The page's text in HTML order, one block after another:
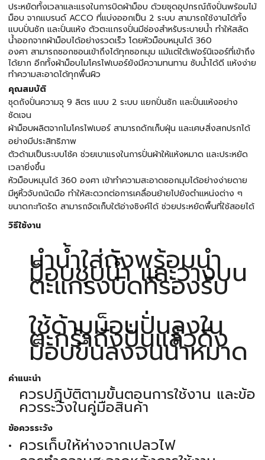
ประหยัดทั้งเวลาและแรงในการบิดผ้าม็อบ ด้วยชุดอุปกรณ์ถังปั่นพร้อมไม้
ม็อบ จากแบรนด์ ACCO ที่แบ่งออกเป็น 2 ระบบ สามารถใช้งานได้ทั้ง
แบบปั่นซัก และปั่นแห้ง ตัวตะแกรงปั่นมีช่องสำหรับระบายน้ำ ทำให้สลัด
น้ำออกจากผ้าม็อบได้อย่างรวดเร็ว โดยหัวม็อบหมุนได้ 360
องศา สามารถซอกซอนเข้าถึงได้ทุกซอกมุม แม้แต่ใต้เฟอร์นิเจอร์ที่เข้าถึง
ได้ยาก อีกทั้งผ้าม็อบไมโครไฟเบอร์ยังมีความทนทาน ซับน้ำได้ดี แห้งง่าย
ทำความสะอาดได้ทุกพื้นผิว
คุณสมบัติ
ชุดถังปั่นความจุ 9 ลิตร แบบ 2 ระบบ แยกปั่นซัก และปั่นแห้งอย่าง
ชัดเจน
ผ้าม็อบผลิตจากไมโครไฟเบอร์ สามารถดักเก็บฝุ่น และเศษสิ่งสกปรกได้
อย่างมีประสิทธิภาพ
ตัวด้ามเป็นระบบโช้ค ช่วยเบาแรงในการปั่นผ้าให้แห้งหมาด และประหยัด
เวลายิ่งขึ้น
หัวม็อบหมุนได้ 360 องศา เข้าทำความสะอาดซอกมุมได้อย่างง่ายดาย
มีหูหิ้วจับถนัดมือ ทำให้สะดวกต่อการเคลื่อนย้ายไปยังตำแหน่งต่าง ๆ
ขนาดกะทัดรัด สามารถจัดเก็บใต้อ่างซิงค์ได้ ช่วยประหยัดพื้นที่ใช้สอยได้
วิธีใช้งาน
นำน้ำใส่ถังพร้อมนำ
ม็อบชุบน้ำ และวางบน
ตะแกรงบิดที่รองรับ
ใช้ด้ามม็อบปั่นลงใน
ตะกร้าถังปั่นแล้วดึง
ม็อบขึ้นลงจนน้ำหมาด
คำแนะนำ
ควรปฏิบัติตามขั้นตอนการใช้งาน และข้อ
ควรระวังในคู่มือสินค้า
ข้อควรระวัง
ควรเก็บให้ห่างจากเปลวไฟ